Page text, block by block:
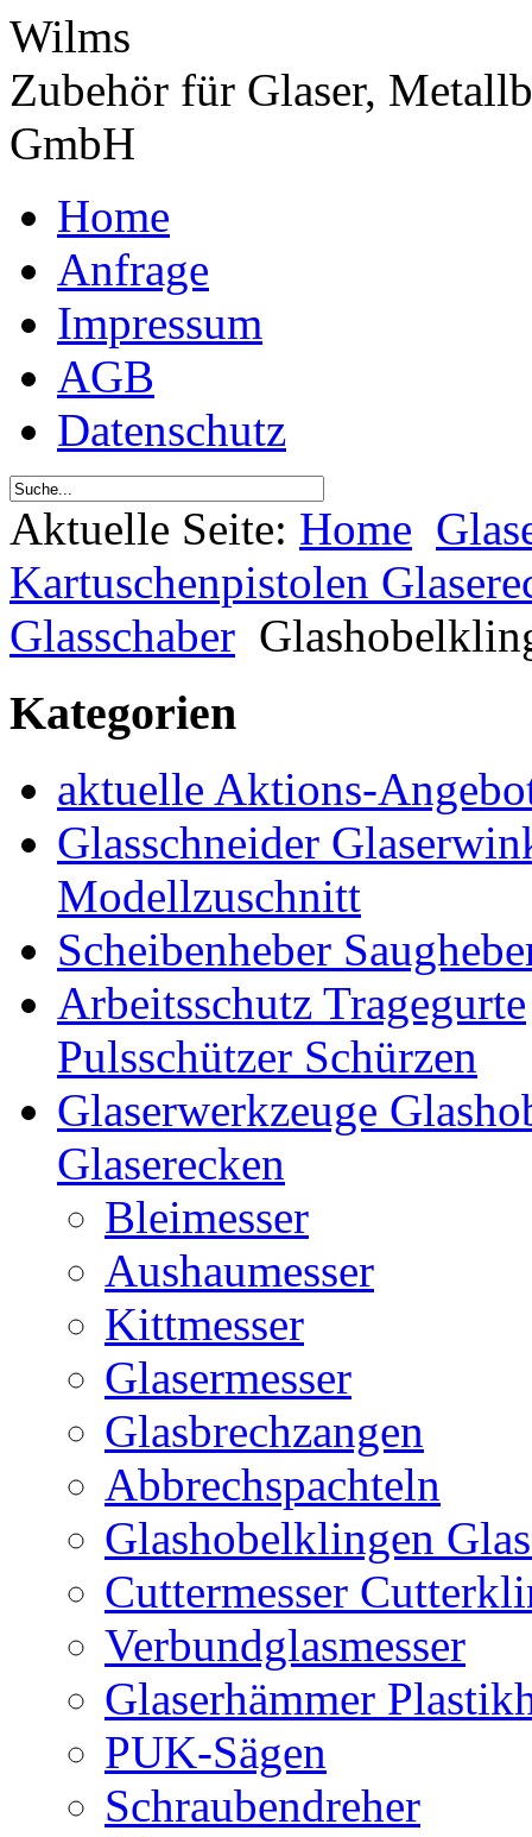
Wilms
Zubehör für Glaser,
GmbH
Home
Anfrage
Impressum
AGB
Datenschutz
Aktuelle Seite: Home
Kartuschenpistolen
Glasschaber
Kategorien
aktuelle Aktions-
Glasschneider
Modellzuschnitt
Scheibenheber
Arbeitsschutz Tragegurte
Pulsschützer Schürzen
Glaserwerkzeuge
Glaserecken
Bleimesser
Aushaumesser
Kittmesser
Glasermesser
Glasbrechzangen
Abbrechspachteln
Glashobelklingen
Cuttermesser
Verbundglasmesser
Glaserhämmer
PUK-Sägen
Schraubendreher